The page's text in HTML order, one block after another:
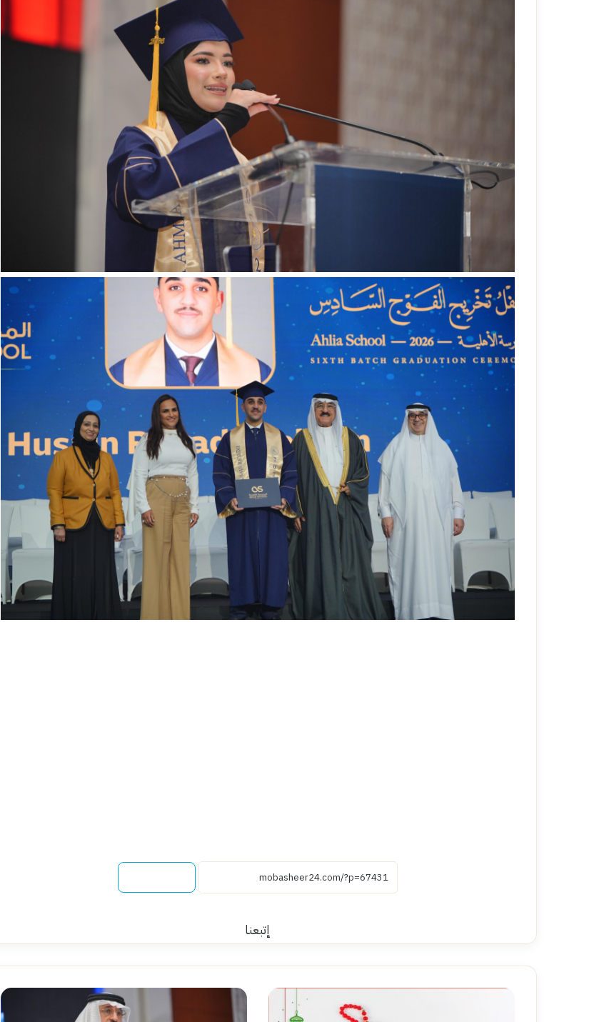
إتبعنا
تهنئة الحواج:
نقترب